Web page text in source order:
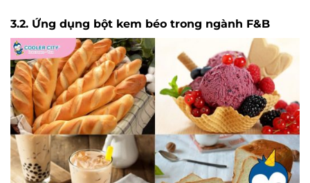
3.2. Ứng dụng bột kem béo trong ngành F&B